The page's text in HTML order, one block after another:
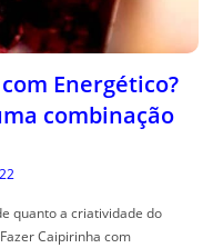
Energético?
combinação
quanto a criatividade do
Caipirinha com